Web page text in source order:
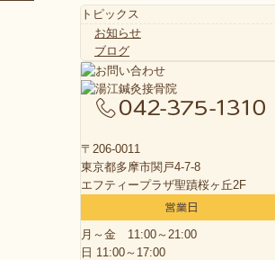
トピックス
お知らせ
ブログ
〒206-0011
東京都多摩市関戸4-7-8
エフティープラザ聖蹟桜ヶ丘2F
月～金 11:00～21:00
日 11:00～17:00